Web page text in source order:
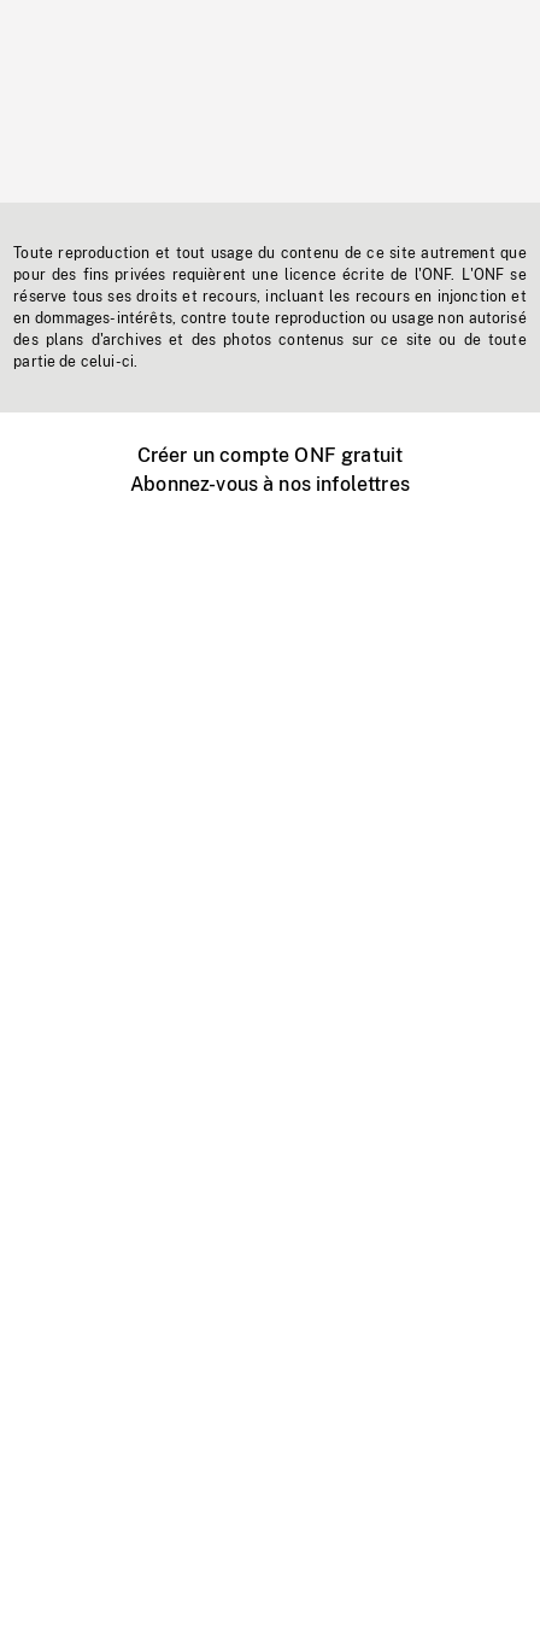
Toute reproduction et tout usage du contenu de ce site autrement que
pour des fins privées requièrent une licence écrite de l'ONF. L'ONF se
réserve tous ses droits et recours, incluant les recours en injonction et
en dommages-intérêts, contre toute reproduction ou usage non autorisé
des plans d'archives et des photos contenus sur ce site ou de toute
partie de celui-ci.
Créer un compte ONF gratuit
Abonnez-vous à nos infolettres